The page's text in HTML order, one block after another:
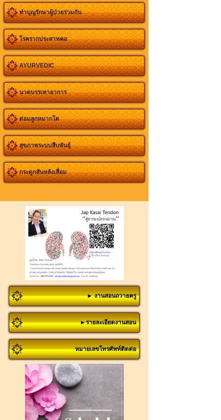
ทำบุญรักษาผู้ป่วยร่วมกัน
โรครากประสาทคอ
AYURVEDIC
นวดบรรเทาอาการ
ต่อมลูกหมากโต
สุขภาพระบบสืบพันธุ์
กระดูกสันหลังเสื่อม
► งานสอนถวายครู
►รายละเอียดงานสอน
หมายเลขโทรศัพท์ติดต่อ